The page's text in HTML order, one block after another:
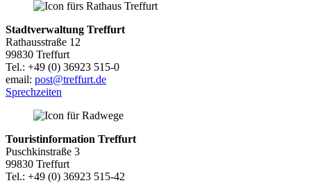
Stadtverwaltung Treffurt
Rathausstraße 12
99830 Treffurt
Tel.: +49 (0) 36923 515-0
email: post@treffurt.de
Sprechzeiten
Touristinformation Treffurt
Puschkinstraße 3
99830 Treffurt
Tel.: +49 (0) 36923 515-42